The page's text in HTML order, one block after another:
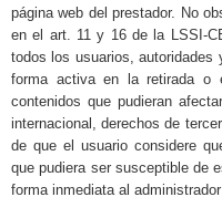
página web del prestador. No
en el art. 11 y 16 de la LSSI-
todos los usuarios, autoridades
forma activa en la retirada o
contenidos que pudieran
internacional, derechos de
de que el usuario considere
que pudiera ser susceptible de
forma inmediata al